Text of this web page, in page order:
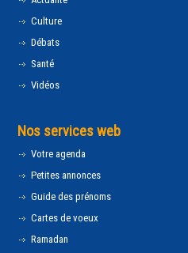
Culture
Débats
Santé
Vidéos
Nos services web
Votre agenda
Petites annonces
Guide des prénoms
Cartes de voeux
Ramadan